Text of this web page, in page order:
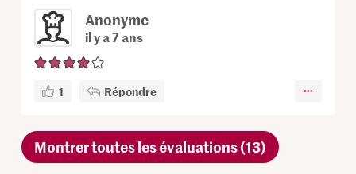
Anonyme
il y a 7 ans
1 Répondre
Montrer toutes les évaluations (13)